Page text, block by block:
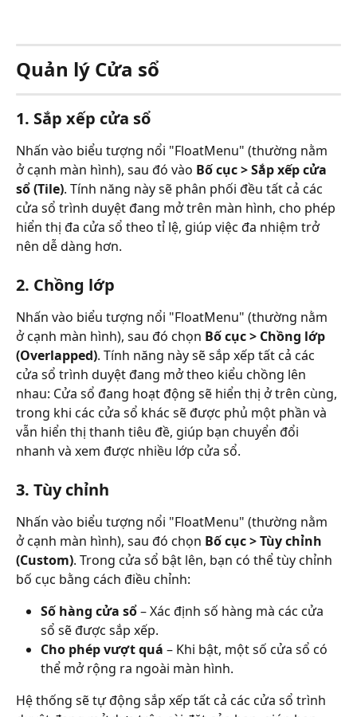
Quản lý Cửa sổ
1. Sắp xếp cửa sổ
Nhấn vào biểu tượng nổi "FloatMenu" (thường nằm
ở cạnh màn hình), sau đó vào Bố cục > Sắp xếp cửa
sổ (Tile). Tính năng này sẽ phân phối đều tất cả các
cửa sổ trình duyệt đang mở trên màn hình, cho phép
hiển thị đa cửa sổ theo tỉ lệ, giúp việc đa nhiệm trở
nên dễ dàng hơn.
2. Chồng lớp
Nhấn vào biểu tượng nổi "FloatMenu" (thường nằm
ở cạnh màn hình), sau đó chọn Bố cục > Chồng lớp
(Overlapped). Tính năng này sẽ sắp xếp tất cả các
cửa sổ trình duyệt đang mở theo kiểu chồng lên
nhau: Cửa sổ đang hoạt động sẽ hiển thị ở trên cùng,
trong khi các cửa sổ khác sẽ được phủ một phần và
vẫn hiển thị thanh tiêu đề, giúp bạn chuyển đổi
nhanh và xem được nhiều lớp cửa sổ.
3. Tùy chỉnh
Nhấn vào biểu tượng nổi "FloatMenu" (thường nằm
ở cạnh màn hình), sau đó chọn Bố cục > Tùy chỉnh
(Custom). Trong cửa sổ bật lên, bạn có thể tùy chỉnh
bố cục bằng cách điều chỉnh:
Số hàng cửa sổ – Xác định số hàng mà các cửa
sổ sẽ được sắp xếp.
Cho phép vượt quá – Khi bật, một số cửa sổ có
thể mở rộng ra ngoài màn hình.
Hệ thống sẽ tự động sắp xếp tất cả các cửa sổ trình